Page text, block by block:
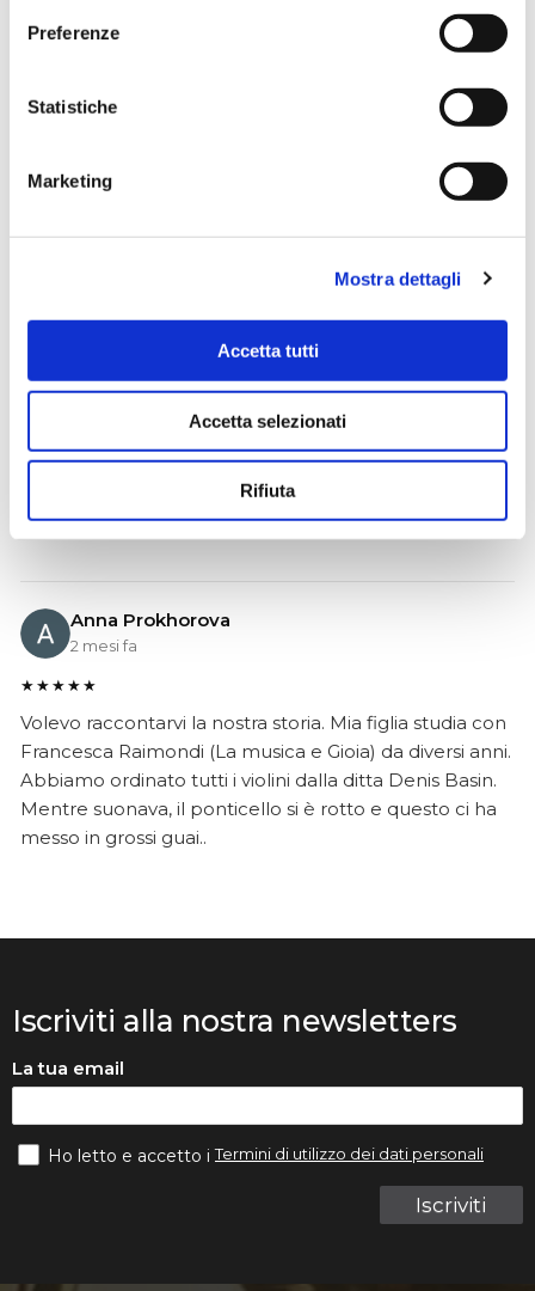
Preferenze
Statistiche
Marketing
Mostra dettagli
Accetta tutti
Accetta selezionati
Rifiuta
puntuale e cordiale, spedizione rapida e prodotti
effettivamente disponibili come indicato sul sito, senza
Negozio assolutamente consigliato, acqui..
Ho acquistato un Selmer Super Action 80 serie I da
Biasin e sono rimasto davvero super soddisfatto. Il sax
è arrivato in condizioni impeccabili, perfettamente
dimostrato serio e professionale,..
Anna Prokhorova
2 mesi fa
★★★★★
Volevo raccontarvi la nostra storia. Mia figlia studia con
Francesca Raimondi (La musica e Gioia) da diversi anni.
Abbiamo ordinato tutti i violini dalla ditta Denis Basin.
Mentre suonava, il ponticello si è rotto e questo ci ha
messo in grossi guai..
Iscriviti alla nostra newsletters
La tua email
Iscriviti
Ho letto e accetto iTermini di utilizzo dei dati personali